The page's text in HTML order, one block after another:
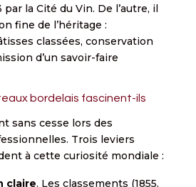
la Cité du Vin. De l’autre, il
fine de l’héritage :
classées, conservation
d’un savoir-faire
bordelais fascinent-ils
sans cesse lors des
Trois leviers
à cette curiosité mondiale :
claire. Les classements (1855,